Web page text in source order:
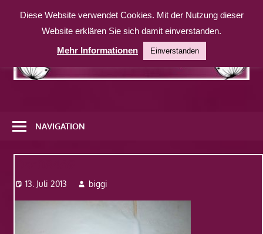
Inhalt
weitere
Website
NAVIGATION
13. Juli 2013 biggi
Diese Website verwendet Cookies. Mit der Nutzung dieser
Website erklären Sie sich damit einverstanden.
Mehr Informationen
Einverstanden